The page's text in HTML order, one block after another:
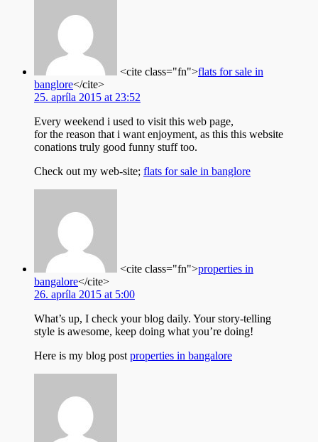
<cite class="fn">flats for sale in
banglore</cite>
25. apríla 2015 at 23:52
Every weekend i used to visit this web page,
for the reason that i want enjoyment, as this this website
conations truly good funny stuff too.
Check out my web-site; flats for sale in banglore
<cite class="fn">properties in
bangalore</cite>
26. apríla 2015 at 5:00
What’s up, I check your blog daily. Your story-telling
style is awesome, keep doing what you’re doing!
Here is my blog postproperties in bangalore